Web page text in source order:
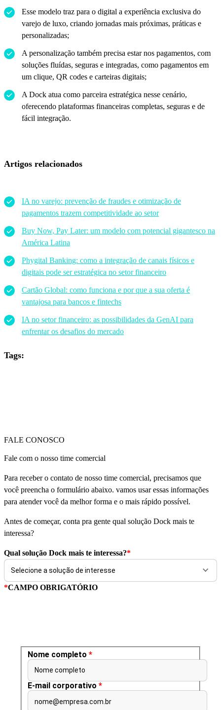
Esse modelo traz para o digital a experiência exclusiva do
varejo de luxo, criando jornadas mais próximas, práticas e
personalizadas;
A personalização também precisa estar nos pagamentos, com
soluções fluídas, seguras e integradas, como pagamentos em
um clique, QR codes e carteiras digitais;
A Dock atua como parceira estratégica nesse cenário,
oferecendo plataformas financeiras completas, seguras e de
fácil integração.
Artigos relacionados
IA no varejo: prevenção de fraudes e otimização de
pagamentos trazem competitividade ao setor
Buy Now, Pay Later: um modelo com potencial gigantesco na
América Latina
Phygital Banking: como a integração de canais físicos e
digitais pode ser estratégica no setor financeiro
Cartão Global: como funciona e por que a sua oferta é
vantajosa para bancos e fintechs
IA no setor financeiro: as possibilidades da GenAI para
enfrentar os desafios do mercado
Tags:
FALE CONOSCO
Fale com o nosso time comercial
Para receber o contato de nosso time comercial, precisamos que
você preencha o formulário abaixo. vamos usar essas informações
para atender você da melhor forma e o mais rápido possível.
Antes de começar, conta pra gente qual solução Dock mais te
interessa?
Qual solução Dock mais te interessa?*
*CAMPO OBRIGATÓRIO
Nome completo *
Nome completo
E-mail corporativo *
nome@empresa.com.br